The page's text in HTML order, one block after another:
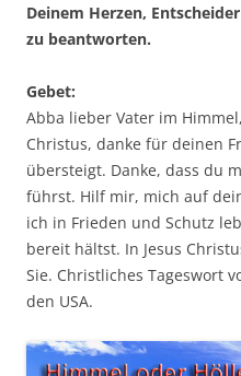
Deinem Herzen,
zu beantworten.
Gebet:
Abba lieber Vater im
Christus, danke für deinen
übersteigt. Danke, dass du
führst. Hilf mir, mich auf
ich in Frieden und Schutz
bereit hältst. In Jesus
Sie. Christliches Tageswort
den USA.